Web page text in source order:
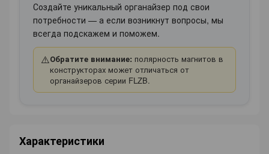
Создайте уникальный органайзер под свои
потребности — а если возникнут вопросы, мы
всегда подскажем и поможем.
⚠️Обратите внимание: полярность магнитов в
конструкторах может отличаться от
органайзеров серии FLZB.
Характеристики